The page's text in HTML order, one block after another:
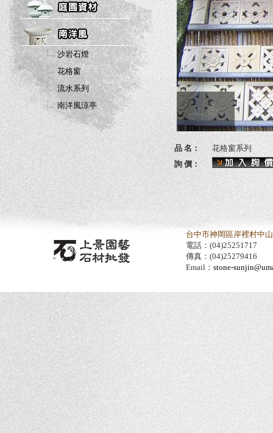
沙岩石燈
花格窗
流水系列
南洋風涼亭
品 名：
花格窗系列
詢 價：
台中市神岡區岸裡村中
電話：(04)25251717
傳真：(04)25279416
Email： stone-